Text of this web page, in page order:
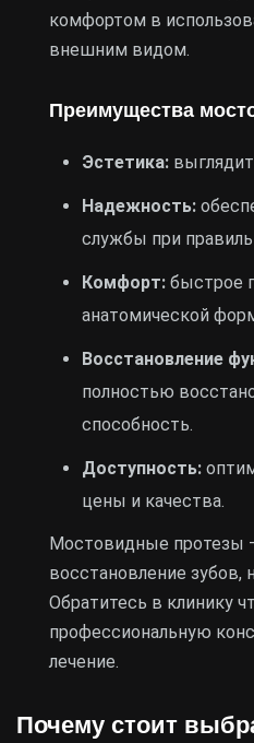
комфортом в
внешним видом.
Преимущества
Эстетика:
Надежность:
службы при
Комфорт: быстрое
анатомической
Восстановление
полностью
способность.
Доступность:
цены и качества.
Мостовидные протезы
восстановление зубов,
Обратитесь в клинику
профессиональную
лечение.
Почему стоит